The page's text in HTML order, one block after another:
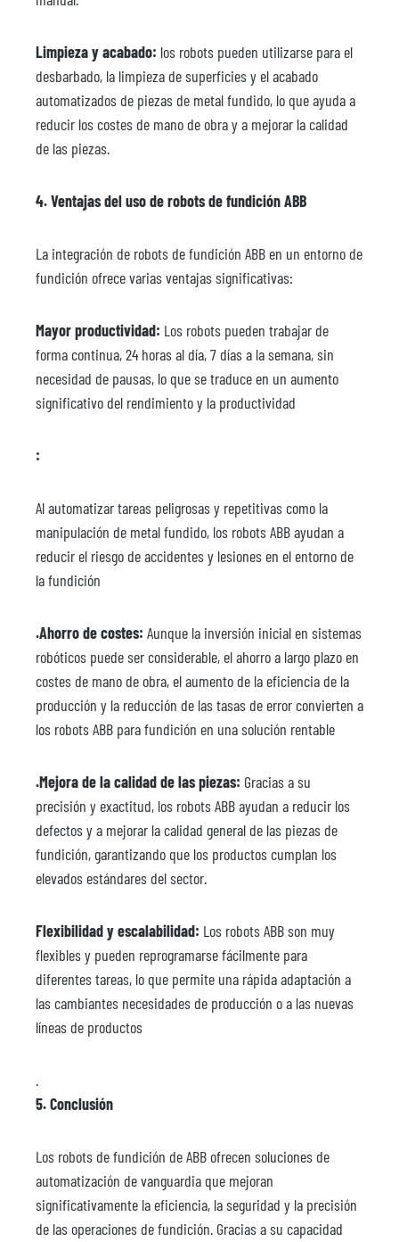
Limpieza y acabado: los robots pueden utilizarse para el
desbarbado, la limpieza de superficies y el acabado
automatizados de piezas de metal fundido, lo que ayuda a
reducir los costes de mano de obra y a mejorar la calidad
de las piezas.
4. Ventajas del uso de robots de fundición ABB
La integración de robots de fundición ABB en un entorno de
fundición ofrece varias ventajas significativas:
Mayor productividad: Los robots pueden trabajar de
forma continua, 24 horas al día, 7 días a la semana, sin
necesidad de pausas, lo que se traduce en un aumento
significativo del rendimiento y la productividad
:
Al automatizar tareas peligrosas y repetitivas como la
manipulación de metal fundido, los robots ABB ayudan a
reducir el riesgo de accidentes y lesiones en el entorno de
la fundición
.Ahorro de costes: Aunque la inversión inicial en sistemas
robóticos puede ser considerable, el ahorro a largo plazo en
costes de mano de obra, el aumento de la eficiencia de la
producción y la reducción de las tasas de error convierten a
los robots ABB para fundición en una solución rentable
.Mejora de la calidad de las piezas: Gracias a su
precisión y exactitud, los robots ABB ayudan a reducir los
defectos y a mejorar la calidad general de las piezas de
fundición, garantizando que los productos cumplan los
elevados estándares del sector.
Flexibilidad y escalabilidad: Los robots ABB son muy
flexibles y pueden reprogramarse fácilmente para
diferentes tareas, lo que permite una rápida adaptación a
las cambiantes necesidades de producción o a las nuevas
líneas de productos
.
5. Conclusión
Los robots de fundición de ABB ofrecen soluciones de
automatización de vanguardia que mejoran
significativamente la eficiencia, la seguridad y la precisión
de las operaciones de fundición. Gracias a su capacidad